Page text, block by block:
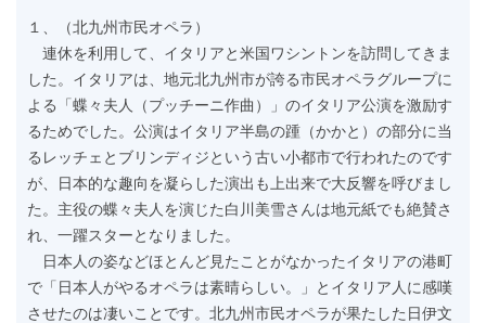
１、（北九州市民オペラ）
連休を利用して、イタリアと米国ワシントンを訪問してきま
した。イタリアは、地元北九州市が誇る市民オペラグループに
よる「蝶々夫人（プッチーニ作曲）」のイタリア公演を激励す
るためでした。公演はイタリア半島の踵（かかと）の部分に当
るレッチェとブリンディジという古い小都市で行われたのです
が、日本的な趣向を凝らした演出も上出来で大反響を呼びまし
た。主役の蝶々夫人を演じた白川美雪さんは地元紙でも絶賛さ
れ、一躍スターとなりました。
日本人の姿などほとんど見たことがなかったイタリアの港町
で「日本人がやるオペラは素晴らしい。」とイタリア人に感嘆
させたのは凄いことです。北九州市民オペラが果たした日伊文